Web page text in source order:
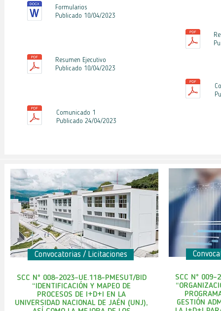
Formularios
Publicado 10/04/2023
Resumen Ejecutivo
Publicado 10/04/2023
Comunicado 1
Publicado 24/04/2023
Convocatorias / Licitaciones
SCC N° 008-2023-UE.118-PMESUT/BID
“IDENTIFICACIÓN Y MAPEO DE
PROCESOS DE I+D+I EN LA
UNIVERSIDAD NACIONAL DE JAÉN (UNJ),
SCC N° 009-
“
GESTIÓN